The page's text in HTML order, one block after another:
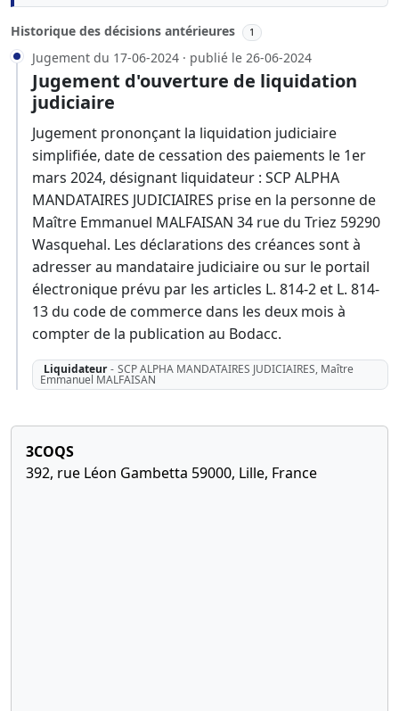
Historique des décisions antérieures 1
Jugement du 17-06-2024 · publié le 26-06-2024
Jugement d'ouverture de liquidation
judiciaire
Jugement prononçant la liquidation judiciaire
simplifiée, date de cessation des paiements le 1er
mars 2024, désignant liquidateur : SCP ALPHA
MANDATAIRES JUDICIAIRES prise en la personne de
Maître Emmanuel MALFAISAN 34 rue du Triez 59290
Wasquehal. Les déclarations des créances sont à
adresser au mandataire judiciaire ou sur le portail
électronique prévu par les articles L. 814-2 et L. 814-
13 du code de commerce dans les deux mois à
compter de la publication au Bodacc.
Liquidateur - SCP ALPHA MANDATAIRES JUDICIAIRES, Maître
Emmanuel MALFAISAN
3COQS
392, rue Léon Gambetta 59000, Lille, France